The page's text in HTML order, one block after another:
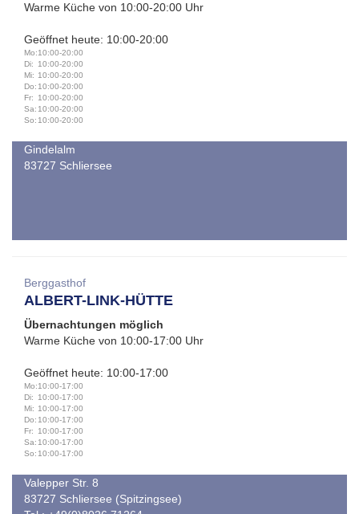
Warme Küche von 10:00-20:00 Uhr
Geöffnet heute: 10:00-20:00
Mo:10:00-20:00
Di:
10:00-20:00
Mi: 10:00-20:00
Do: 10:00-20:00
Fr:
10:00-20:00
Sa: 10:00-20:00
So: 10:00-20:00
Gindelalm
83727 Schliersee
Berggasthof
ALBERT-LINK-HÜTTE
Übernachtungen möglich
Warme Küche von 10:00-17:00 Uhr
Geöffnet heute: 10:00-17:00
Mo:10:00-17:00
Di:
10:00-17:00
Mi: 10:00-17:00
Do: 10:00-17:00
Fr:
10:00-17:00
Sa: 10:00-17:00
So: 10:00-17:00
Valepper Str. 8
83727 Schliersee (Spitzingsee)